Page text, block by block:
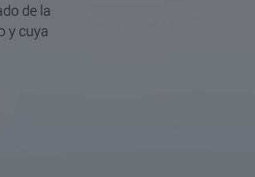
de la
y cuya